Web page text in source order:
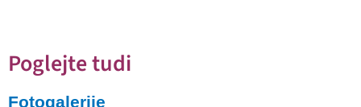
Poglejte tudi
Fotogalerije